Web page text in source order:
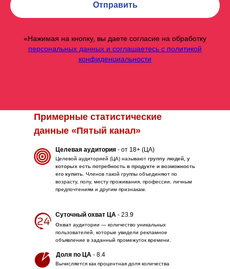
Отправить
«Нажимая на кнопку, вы даете согласие на обработку
персональных данных и соглашаетесь c политикой
конфиденциальности
Примерные статистические
данные «Пятый канал»
Целевая аудитория - от 18+ (ЦА)
Суточный охват ЦА - 23.9
Доля по ЦА - 8.4
Вычисляется как процентная доля количества
Охват аудитории — количество уникальных
пользователей, которые увидели рекламное
объявление в заданный промежуток времени.
Целевой аудиторией (ЦА) называют группу людей, у
которых есть потребность в продукте и возможность
его купить . Членов такой группы объединяют по
возрасту, полу, месту проживания, профессии, личным
предпочтениям и другим признакам.